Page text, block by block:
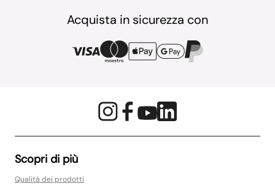
Acquista in sicurezza con
Scopri di più
Qualità dei prodotti